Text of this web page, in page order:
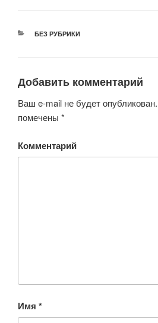
РУБРИКИ
БЕЗ РУБРИКИ
Добавить комментарий
Ваш e-mail не будет опубликован.
помечены *
Комментарий
Имя *